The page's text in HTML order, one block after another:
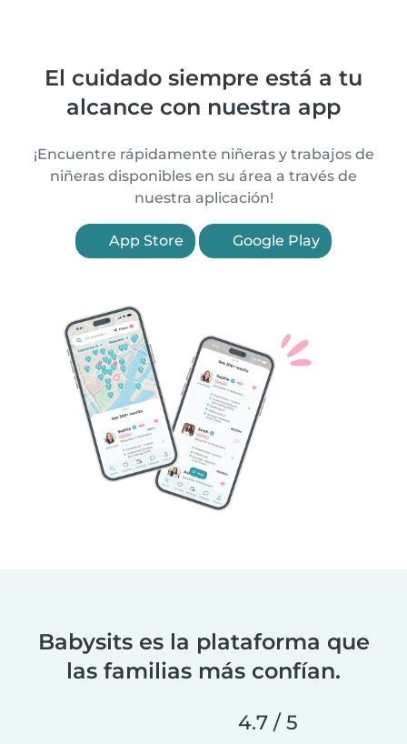
El cuidado siempre está a tu
alcance con nuestra app
¡Encuentre rápidamente niñeras y trabajos de
niñeras disponibles en su área a través de
nuestra aplicación!
App Store Google Play
Babysits es la plataforma que
las familias más confían.
4.7 / 5